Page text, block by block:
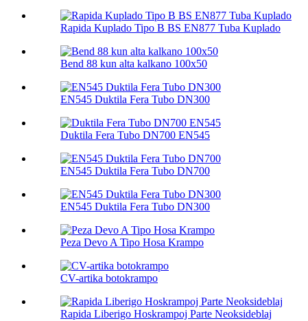
Rapida Kuplado Tipo B BS EN877 Tuba Kuplado
Bend 88 kun alta kalkano 100х50
EN545 Duktila Fera Tubo DN300
Duktila Fera Tubo DN700 EN545
EN545 Duktila Fera Tubo DN700
EN545 Duktila Fera Tubo DN300
Peza Devo A Tipo Hosa Krampo
CV-artika botokrampo
Rapida Liberigo Hoskrampoj Parte Neoksideblaj